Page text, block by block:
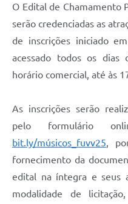
O Edital de Chamamento
serão credenciadas as
de inscrições iniciado
acessado todos os dias
horário comercial, até às
As inscrições serão
pelo formulário
bit.ly/músicos_fuvv25 ,
fornecimento da
edital na íntegra e seus
modalidade de